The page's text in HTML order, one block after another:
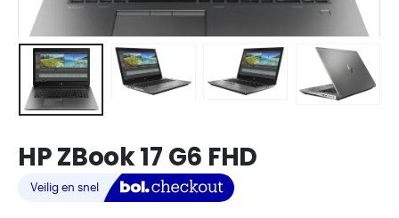
HP ZBook 17 G6 FHD